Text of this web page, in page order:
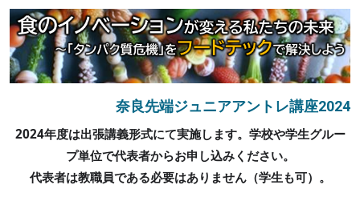
奈良先端ジュニアアントレ講座2024
2024年度は出張講義形式にて実施します。学校や学生グルー
プ単位で代表者からお申し込みください。
代表者は教職員である必要はありません（学生も可）。